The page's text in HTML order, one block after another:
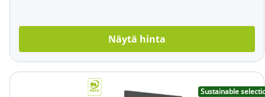
Näytä hinta
Sustainable